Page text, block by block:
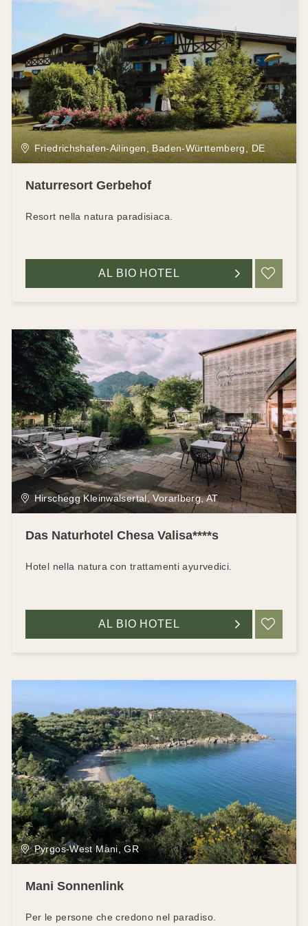
Friedrichshafen-Ailingen, Baden-Württemberg, DE
Naturresort Gerbehof
Resort nella natura paradisiaca.
AL BIO HOTEL
Hirschegg Kleinwalsertal, Vorarlberg, AT
Das Naturhotel Chesa Valisa****s
Hotel nella natura con trattamenti ayurvedici.
AL BIO HOTEL
Pyrgos-West Mani, GR
Mani Sonnenlink
Per le persone che credono nel paradiso.